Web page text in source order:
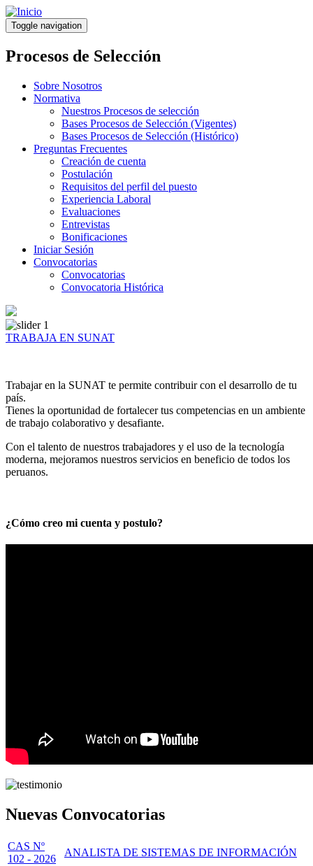
Pasar
al
contenido
principal
Toggle navigation
Procesos de Selección
Sobre Nosotros
Normativa
Nuestros Procesos de selección
Bases Procesos de Selección (Vigentes)
Bases Procesos de Selección (Histórico)
Preguntas Frecuentes
Creación de cuenta
Postulación
Requisitos del perfil del puesto
Experiencia Laboral
Evaluaciones
Entrevistas
Bonificaciones
Iniciar Sesión
Convocatorias
Convocatorias
Convocatoria Histórica
TRABAJA EN SUNAT
Trabajar en la SUNAT te permite contribuir con el desarrollo de tu
país.
Tienes la oportunidad de fortalecer tus competencias en un ambiente
de trabajo colaborativo y desafiante.
Con el talento de nuestros trabajadores y el uso de la tecnología
moderna, mejoramos nuestros servicios en beneficio de todos los
peruanos.
¿Cómo creo mi cuenta y postulo?
Nuevas Convocatorias
CAS Nº
102 - 2026
ANALISTA DE SISTEMAS DE INFORMACIÓN